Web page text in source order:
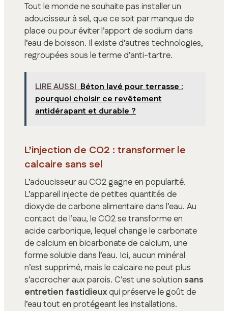
Tout le monde ne souhaite pas installer un
adoucisseur à sel, que ce soit par manque de
place ou pour éviter l’apport de sodium dans
l’eau de boisson. Il existe d’autres technologies,
regroupées sous le terme d’anti-tartre.
LIRE AUSSI Béton lavé pour terrasse :
pourquoi choisir ce revêtement
antidérapant et durable ?
L’injection de CO2 : transformer le
calcaire sans sel
L’adoucisseur au CO2 gagne en popularité.
L’appareil injecte de petites quantités de
dioxyde de carbone alimentaire dans l’eau. Au
contact de l’eau, le CO2 se transforme en
acide carbonique, lequel change le carbonate
de calcium en bicarbonate de calcium, une
forme soluble dans l’eau. Ici, aucun minéral
n’est supprimé, mais le calcaire ne peut plus
s’accrocher aux parois. C’est une solution sans
entretien fastidieuxqui préserve le goût de
l’eau tout en protégeant les installations.